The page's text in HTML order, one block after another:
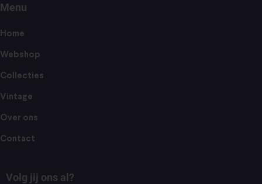
Menu
Home
Webshop
Collecties
Vintage
Over ons
Contact
Volg jij ons al?